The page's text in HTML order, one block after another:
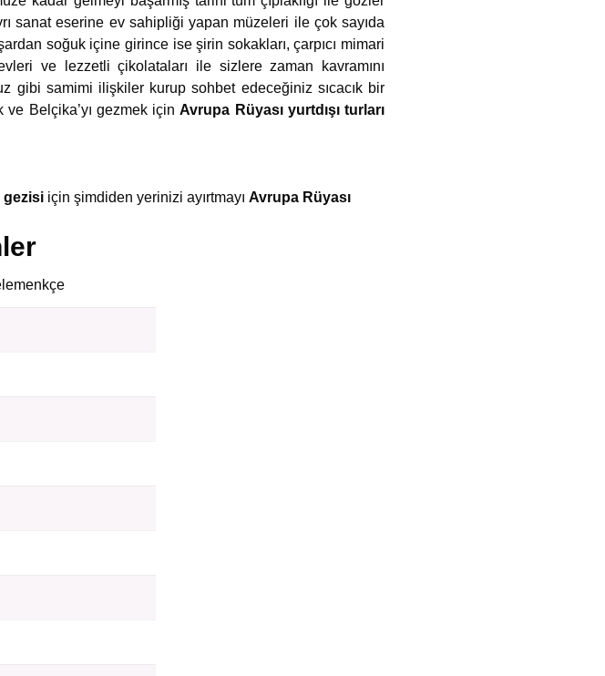
sanat eserine ev sahipliği yapan müzeleri ile çok sayıda
soğuk içine girince ise şirin sokakları, çarpıcı mimari
ve lezzetli çikolataları ile sizlere zaman kavramını
gibi samimi ilişkiler kurup sohbet edeceğiniz sıcacık bir
ve Belçika’yı gezmek içinAvrupa Rüyası yurtdışı turları
gezisi için şimdiden yerinizi ayırtmayı Avrupa Rüyası